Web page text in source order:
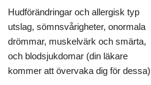
Hudförändringar och allergisk typ
utslag, sömnsvårigheter, onormala
drömmar, muskelvärk och smärta,
och blodsjukdomar (din läkare
kommer att övervaka dig för dessa)